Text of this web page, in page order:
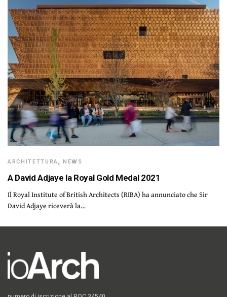
ARCHITETTURA,NEWS
A David Adjaye la Royal Gold Medal 2021
Il Royal Institute of British Architects (RIBA) ha annunciato che Sir
David Adjaye riceverà la…